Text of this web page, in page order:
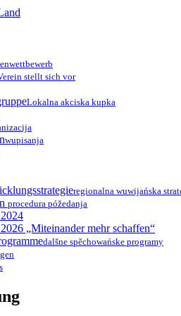
stellt sich vor
Lokalna akciska kupka
wupisanja
regionalna wuwijańska
procedura póžedanja
„Miteinander mehr schaffen“
dalšne spěchowańske programy